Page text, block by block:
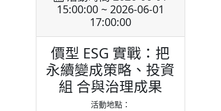
15:00:00 ~ 2026-06-01
17:00:00
價型 ESG 實戰：把
永續變成策略、投資
組 合與治理成果
活動地點：